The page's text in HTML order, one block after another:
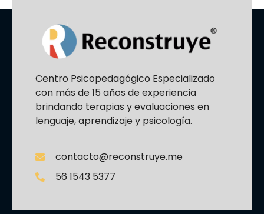
Centro Psicopedagógico Especializado
con más de 15 años de experiencia
brindando terapias y evaluaciones en
lenguaje, aprendizaje y psicología.
contacto@reconstruye.me
56 1543 5377